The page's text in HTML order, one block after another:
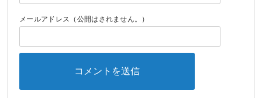
メールアドレス（公開はされません。）